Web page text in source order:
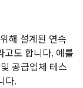
해 설계된 연속
도 합니다. 예를
공급업체 테스
다.